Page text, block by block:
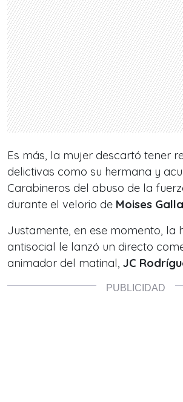
Es más, la mujer descartó tener
delictivas como su hermana y
Carabineros del abuso de la
durante el velorio de Moises
Justamente, en ese momento, la
antisocial le lanzó un directo
animador del matinal, JC